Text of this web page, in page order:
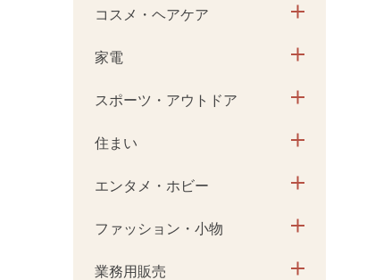
コスメ・ヘアケア
家電
スポーツ・アウトドア
住まい
エンタメ・ホビー
ファッション・小物
業務用販売